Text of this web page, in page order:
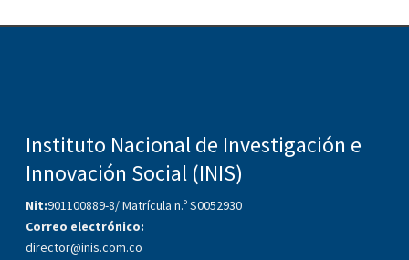
Instituto Nacional de Investigación e
Innovación Social (INIS)
Nit:901100889-8/ Matrícula n.º S0052930
Correo electrónico:
director@inis.com.co